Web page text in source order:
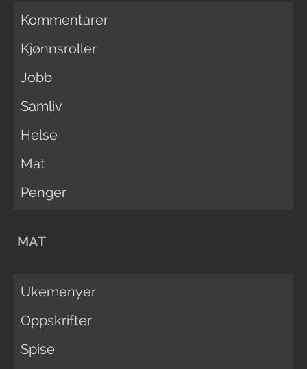
Kommentarer
Kjønnsroller
Jobb
Samliv
Helse
Mat
Penger
MAT
Ukemenyer
Oppskrifter
Spise